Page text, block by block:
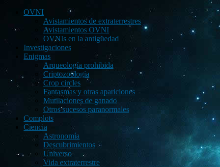
OVNI
Avistamientos de extraterrestres
Avistamientos OVNI
OVNIs en la antigüedad
Investigaciones
Enigmas
Arqueología prohibida
Criptozoología
Crop circles
Fantasmas y otras apariciones
Mutilaciones de ganado
Otros sucesos paranormales
Complots
Ciencia
Astronomía
Descubrimientos
Universo
Vida extraterrestre